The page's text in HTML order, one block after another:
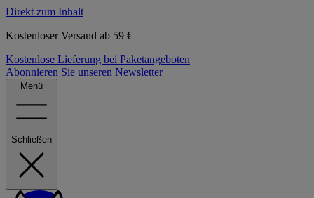
Direkt zum Inhalt
Kostenloser Versand ab 59 €
Kostenlose Lieferung bei Paketangeboten
Abonnieren Sie unseren Newsletter
Menü
Schließen